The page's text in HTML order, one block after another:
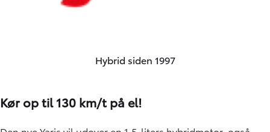
Hybrid siden 1997
Kør op til 130 km/t på el!